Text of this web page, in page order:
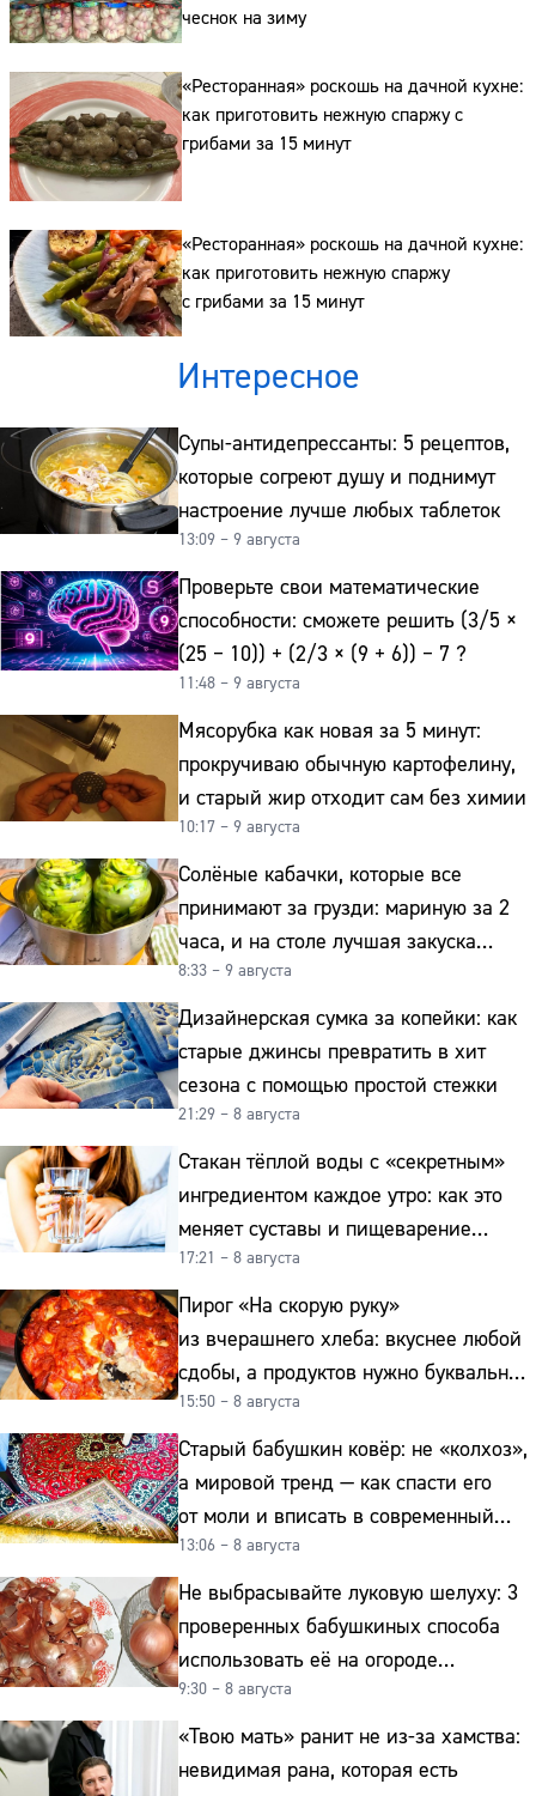
чеснок на зиму
«Ресторанная» роскошь на дачной кухне:
как приготовить нежную спаржу с
грибами за 15 минут
«Ресторанная» роскошь на дачной кухне:
как приготовить нежную спаржу
с грибами за 15 минут
Интересное
Супы-антидепрессанты: 5 рецептов,
которые согреют душу и поднимут
настроение лучше любых таблеток
13:09 – 9 августа
Проверьте свои математические
способности: сможете решить (3/5 ×
(25 − 10)) + (2/3 × (9 + 6)) − 7 ?
11:48 – 9 августа
Мясорубка как новая за 5 минут:
прокручиваю обычную картофелину,
и старый жир отходит сам без химии
10:17 – 9 августа
Солёные кабачки, которые все
принимают за грузди: мариную за 2
часа, и на столе лучшая закуска
к картошке
8:33 – 9 августа
Дизайнерская сумка за копейки: как
старые джинсы превратить в хит
сезона с помощью простой стежки
21:29 – 8 августа
Стакан тёплой воды с «секретным»
ингредиентом каждое утро: как это
меняет суставы и пищеварение
после 50
17:21 – 8 августа
Пирог «На скорую руку»
из вчерашнего хлеба: вкуснее любой
сдобы, а продуктов нужно буквально
копейки
15:50 – 8 августа
Старый бабушкин ковёр: не «колхоз»,
а мировой тренд — как спасти его
от моли и вписать в современный
интерьер
13:06 – 8 августа
Не выбрасывайте луковую шелуху: 3
проверенных бабушкиных способа
использовать её на огороде
и для здоровья этой зимой
9:30 – 8 августа
«Твою мать» ранит не из-за хамства:
невидимая рана, которая есть
Сайт:
Адрес: